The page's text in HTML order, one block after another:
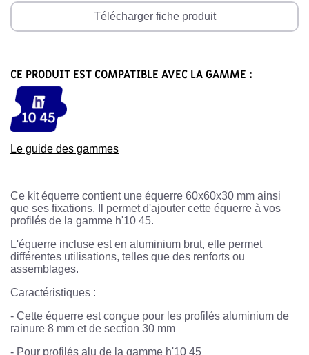
Télécharger fiche produit
CE PRODUIT EST COMPATIBLE AVEC LA GAMME :
Le guide des gammes
Ce kit équerre contient une équerre 60x60x30 mm ainsi
que ses fixations. Il permet d'ajouter cette équerre à vos
profilés de la gamme h'10 45.
L'équerre incluse est en aluminium brut, elle permet
différentes utilisations, telles que des renforts ou
assemblages.
Caractéristiques :
- Cette équerre est conçue pour les profilés aluminium de
rainure 8 mm et de section 30 mm
- Pour profilés alu de la gamme h'10 45